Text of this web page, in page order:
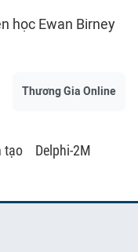
học Ewan Birney
Thương Gia Online
tạo
Delphi-2M